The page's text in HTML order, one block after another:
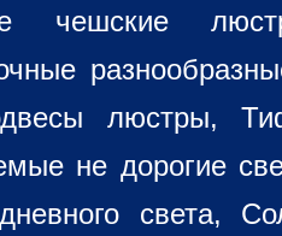
чешские
люстры,
не дорогие
света,